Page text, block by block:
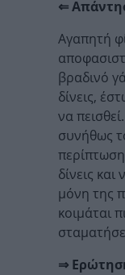
⇐
Αγαπητή
βραδινό
δίνεις,
να
συνήθως
περίπτωση
δίνεις
μόνη της
κοιμάται
⇒